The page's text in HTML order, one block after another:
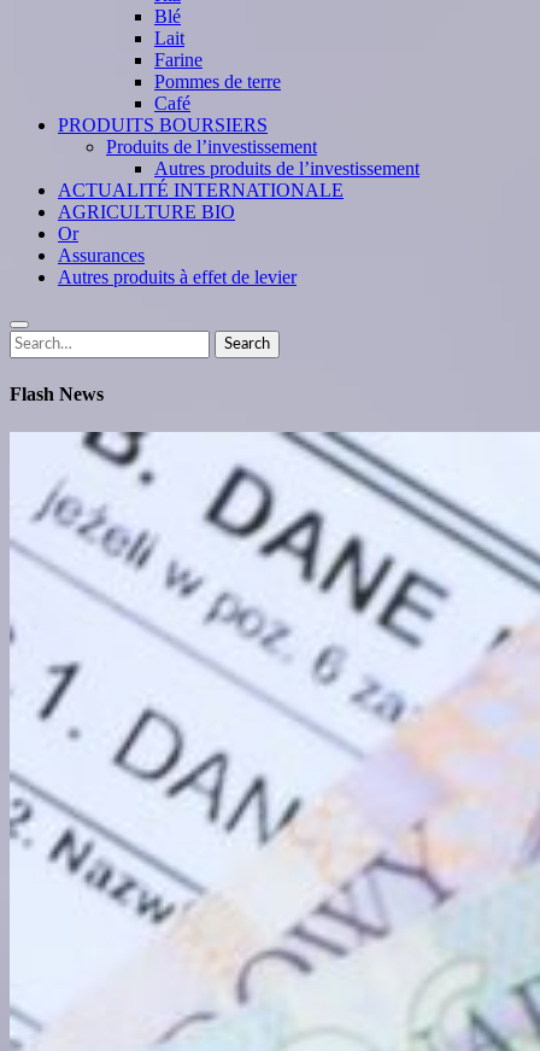
Blé
Lait
Farine
Pommes de terre
Café
PRODUITS BOURSIERS
Produits de l’investissement
Autres produits de l’investissement
ACTUALITÉ INTERNATIONALE
AGRICULTURE BIO
Or
Assurances
Autres produits à effet de levier
Search
for:
Search
Flash News